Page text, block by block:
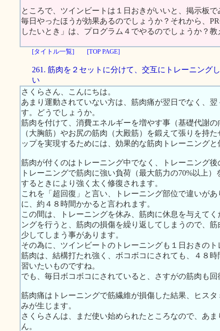
ところで、ツインビートは１日おきがいいと、掲示板
毎日やったほうが効果あるのでしょうか？それから、
したいとき」は、プログラム４でやるのでしょうか？
[タイトル一覧] [TOP PAGE]
261. 筋肉を２セットに分けて、交互にトレーニング
い
さくらさん、こんにちは。
あまり運動されていない方は、筋肉痛が翌日でなく、
す。どうでしょうか。
筋肉を付けて、消費エネルギーを増やす事（基礎代謝
（大胸筋）やお尻の筋肉（大殿筋）を鍛えて張りを持
ップを実現するためには、効果的な筋肉トレーニング
筋肉が付くのはトレーニング中でなく、トレーニング
トレーニングで筋肉に強い負荷（最大筋力の70%以上
するときにより強く太く修復されます。
これを「超回復」と言い、トレーニング部位で違いが
に、約４８時間かかると言われます。
この間は、トレーニングを休み、筋肉に休息を与えて
ングを行うと、筋肉の損傷を繰り返してしまうので、
少してしまう事があります。
その為に、ツインビートのトレーニングも１日おきの
筋肉は、結構打たれ強く、ボコボコにされても、４８
習いたいものですね。
でも、毎日ボコボコにされていると、さすがの筋肉も
筋肉痛はトレーニングで筋繊維が損傷した結果、ヒス
みが生じます。
さくらさんは、まだ使い始められたところなので、あ
ん。